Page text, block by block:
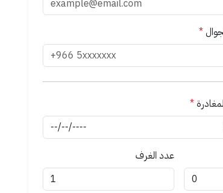
*
*
عدد الغرف